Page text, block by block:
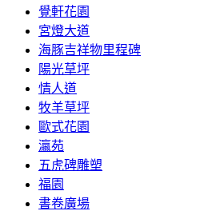
覺軒花園
宮燈大道
海豚吉祥物里程碑
陽光草坪
情人道
牧羊草坪
歐式花園
瀛苑
五虎碑雕塑
福園
書卷廣場